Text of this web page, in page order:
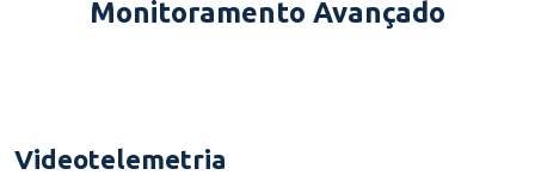
Monitoramento Avançado
Videotelemetria